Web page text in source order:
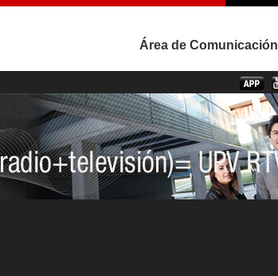
Área de Comunicación